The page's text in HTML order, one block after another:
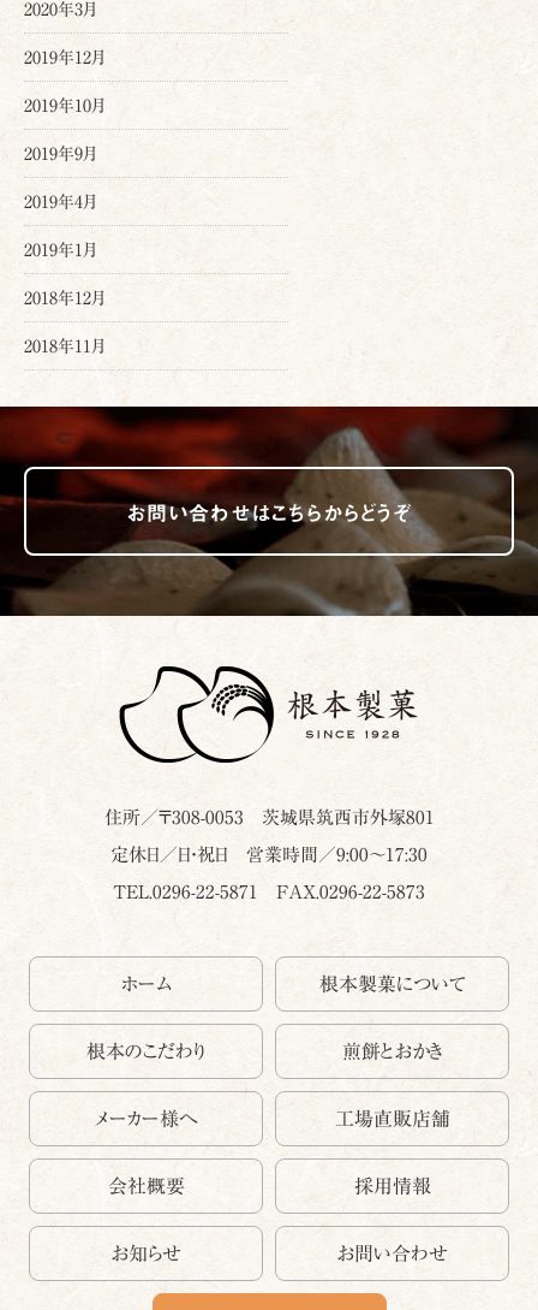
2020年3月
2019年12月
2019年10月
2019年9月
2019年4月
2019年1月
2018年12月
2018年11月
お問い合わせはこちらからどうぞ
住所／〒308-0053 茨城県筑西市外塚801
定休日／日・祝日 営業時間／9:00～17:30
TEL.0296-22-5871 FAX.0296-22-5873
ホーム 根本製菓について
根本のこだわり 煎餅とおかき
メーカー様へ 工場直販店舗
会社概要 採用情報
お知らせ お問い合わせ